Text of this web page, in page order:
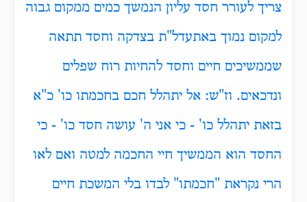
צריך לעורר חסד עליון הנמשך כמים ממקום גבוה
למקום נמוך באתעדל"ת בצדקה וחסד תתאה
שממשיכים חיים וחסד להחיות רוח שפלים
ונדכאים. וז"ש: אל יתהלל חכם בחכמתו כו' כ"א
בזאת יתהלל כו' - כי אני ה' עושה חסד כו' - כי
החסד הוא הממשיך חיי החכמה למטה ואם לאו
הרי נקראת "חכמתו" לבדו בלי המשכת חיים